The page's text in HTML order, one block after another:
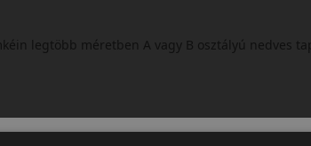
legtöbb méretben A vagy B osztályú nedves
amely csendes és kényelmes utazást biztosít.